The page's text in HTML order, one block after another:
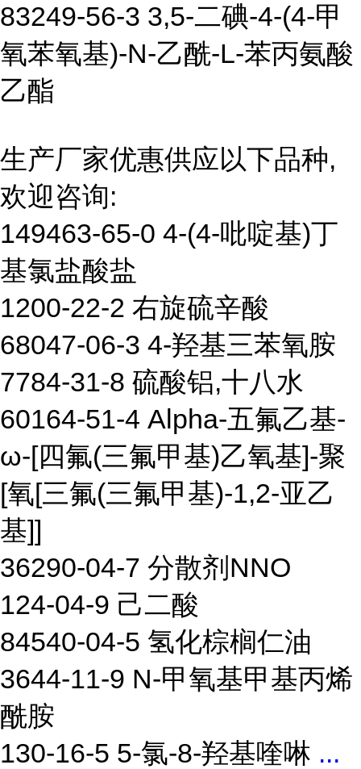
83249-56-3 3,5-二碘-4-(4-甲
氧苯氧基)-N-乙酰-L-苯丙氨酸
乙酯
生产厂家优惠供应以下品种,
欢迎咨询:
149463-65-0 4-(4-吡啶基)丁
基氯盐酸盐
1200-22-2 右旋硫辛酸
68047-06-3 4-羟基三苯氧胺
7784-31-8 硫酸铝,十八水
60164-51-4 Alpha-五氟乙基-
ω-[四氟(三氟甲基)乙氧基]-聚
[氧[三氟(三氟甲基)-1,2-亚乙
基]]
36290-04-7 分散剂NNO
124-04-9 己二酸
84540-04-5 氢化棕榈仁油
3644-11-9 N-甲氧基甲基丙烯
酰胺
130-16-5 5-氯-8-羟基喹啉 ...